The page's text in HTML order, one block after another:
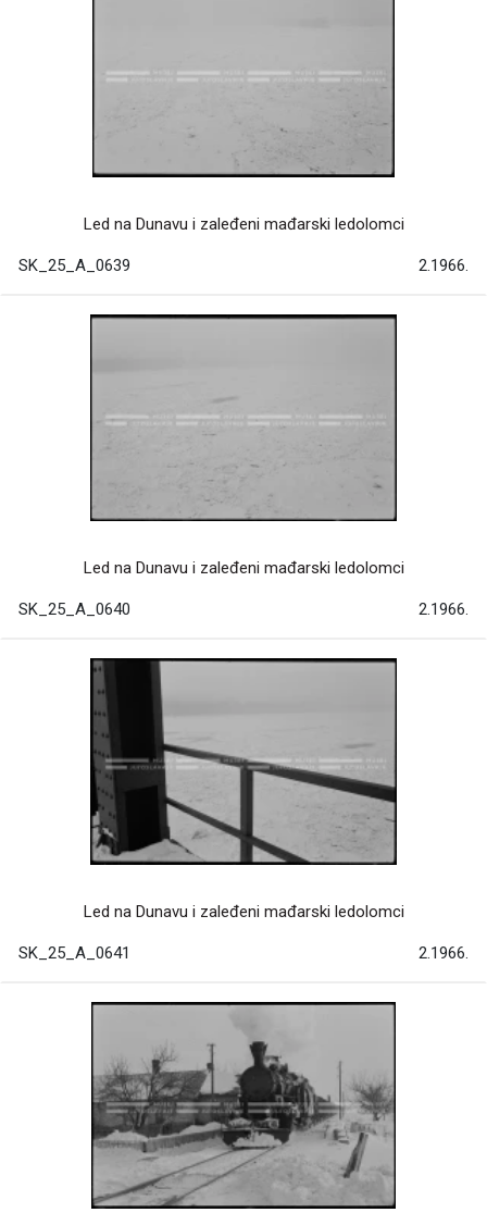
Led na Dunavu i zaleđeni mađarski ledolomci
SK_25_A_0639 2.1966.
Led na Dunavu i zaleđeni mađarski ledolomci
SK_25_A_0640 2.1966.
Led na Dunavu i zaleđeni mađarski ledolomci
SK_25_A_0641 2.1966.